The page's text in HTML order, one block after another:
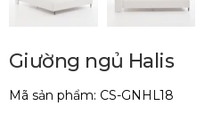
Giường ngủ Halis
Mã sản phẩm: CS-GNHL18